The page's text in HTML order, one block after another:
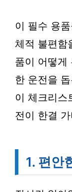
이 필수 용
체적 불편함
품이 어떻게
한 운전을
이 체크리스
전이 한결
1. 편안